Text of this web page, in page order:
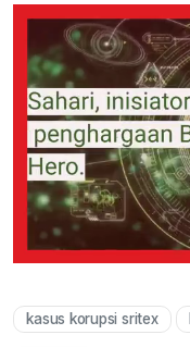
kasus korupsi sritex